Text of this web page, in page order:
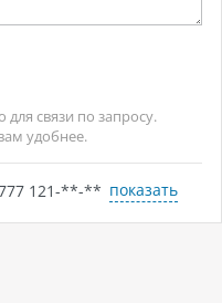
связи по запросу.
удобнее.
121-**-** показать